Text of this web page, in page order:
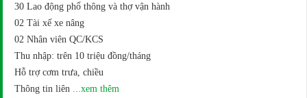
30 Lao động phổ thông và thợ vận hành
02 Tài xế xe nâng
02 Nhân viên QC/KCS
Thu nhập: trên 10 triệu đồng/tháng
Hỗ trợ cơm trưa, chiều
Thông tin liên
...xem thêm